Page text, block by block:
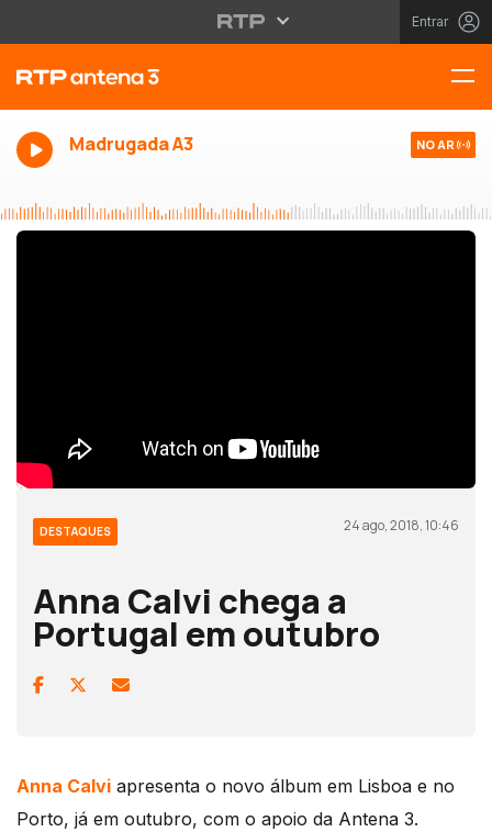
Entrar
Madrugada A3 NO AR
DESTAQUES 24 ago, 2018, 10:46
Anna Calvi chega a
Portugal em outubro
Anna Calvi apresenta o novo álbum em Lisboa e no
Porto, já em outubro, com o apoio da Antena 3.